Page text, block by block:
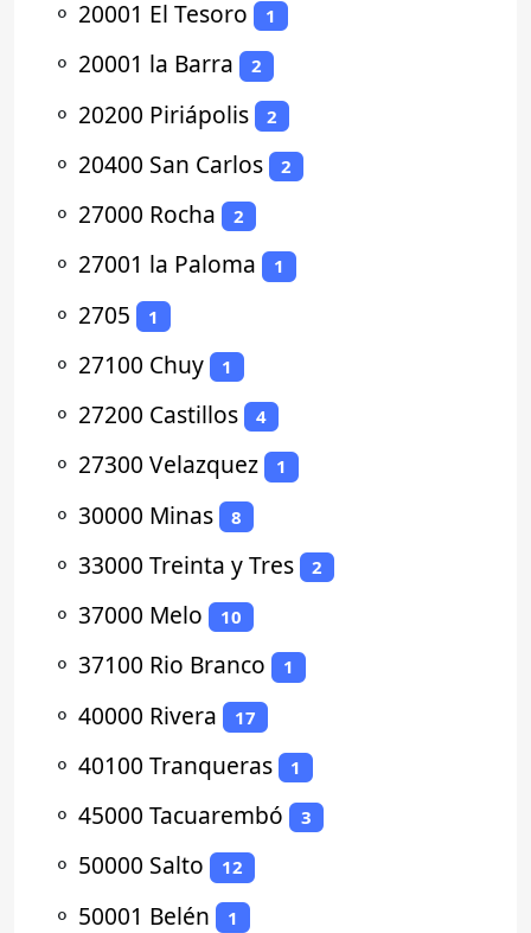
⚬ 20001 El Tesoro 1
⚬ 20001 la Barra 2
⚬ 20200 Piriápolis 2
⚬ 20400 San Carlos 2
⚬ 27000 Rocha 2
⚬ 27001 la Paloma 1
⚬ 2705 1
⚬ 27100 Chuy 1
⚬ 27200 Castillos 4
⚬ 27300 Velazquez 1
⚬ 30000 Minas 8
⚬ 33000 Treinta y Tres 2
⚬ 37000 Melo 10
⚬ 37100 Rio Branco 1
⚬ 40000 Rivera 17
⚬ 40100 Tranqueras 1
⚬ 45000 Tacuarembó 3
⚬ 50000 Salto 12
⚬ 50001 Belén 1